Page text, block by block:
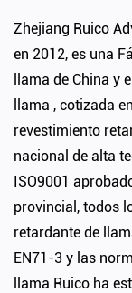
Zhejiang Ruico
en 2012, es una
llama de China y
llama , cotizada
revestimiento
nacional de alta
ISO9001
provincial, todos
retardante de
EN71-3 y las
llama Ruico ha